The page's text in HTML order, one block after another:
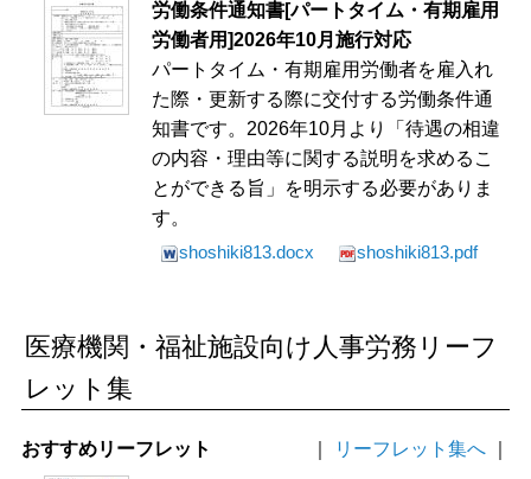
労働条件通知書[パートタイム・有期雇用
労働者用]2026年10月施行対応
パートタイム・有期雇用労働者を雇入れ
た際・更新する際に交付する労働条件通
知書です。2026年10月より「待遇の相違
の内容・理由等に関する説明を求めるこ
とができる旨」を明示する必要がありま
す。
shoshiki813.docx
shoshiki813.pdf
医療機関・福祉施設向け人事労務リーフ
レット集
リーフレット集へ
おすすめリーフレット